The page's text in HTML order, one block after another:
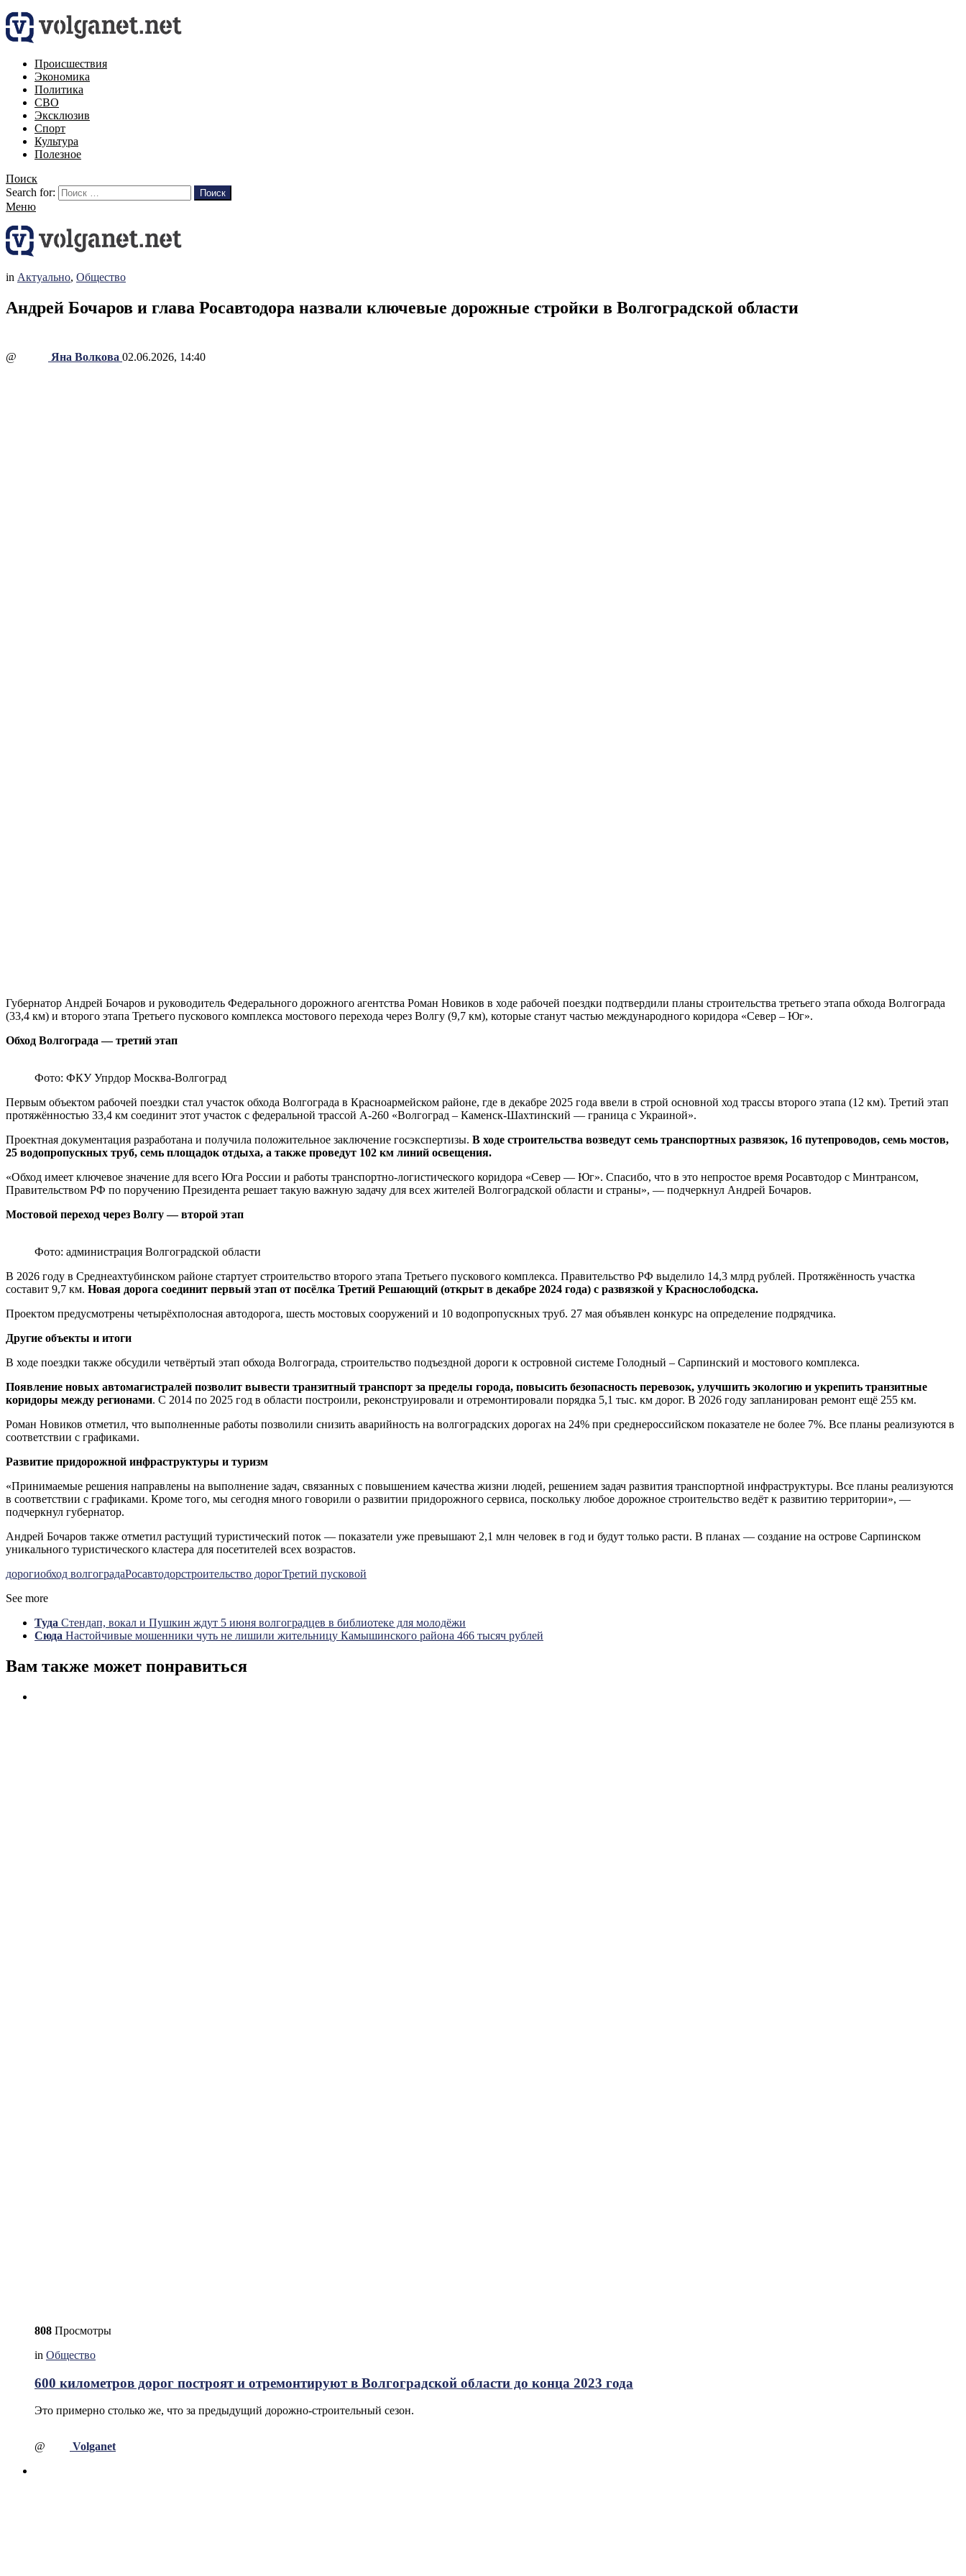
Происшествия
Экономика
Политика
СВО
Эксклюзив
Спорт
Культура
Полезное
Поиск
Search for:
Поиск
Меню
in Актуально, Общество
Андрей Бочаров и глава Росавтодора назвали ключевые дорожные стройки в Волгоградской области
@ Яна Волкова 02.06.2026, 14:40
Губернатор Андрей Бочаров и руководитель Федерального дорожного агентства Роман Новиков в ходе рабочей поездки подтвердили планы строительства третьего этапа обхода Волгограда
(33,4 км) и второго этапа Третьего пускового комплекса мостового перехода через Волгу (9,7 км), которые станут частью международного коридора «Север – Юг».
Обход Волгограда — третий этап
Фото: ФКУ Упрдор Москва-Волгоград
Первым объектом рабочей поездки стал участок обхода Волгограда в Красноармейском районе, где в декабре 2025 года ввели в строй основной ход трассы второго этапа (12 км). Третий этап
протяжённостью 33,4 км соединит этот участок с федеральной трассой А-260 «Волгоград – Каменск-Шахтинский — граница с Украиной».
Проектная документация разработана и получила положительное заключение госэкспертизы. В ходе строительства возведут семь транспортных развязок, 16 путепроводов, семь мостов,
25 водопропускных труб, семь площадок отдыха, а также проведут 102 км линий освещения.
«Обход имеет ключевое значение для всего Юга России и работы транспортно-логистического коридора «Север — Юг». Спасибо, что в это непростое время Росавтодор с Минтрансом,
Правительством РФ по поручению Президента решает такую важную задачу для всех жителей Волгоградской области и страны», — подчеркнул Андрей Бочаров.
Мостовой переход через Волгу — второй этап
Фото: администрация Волгоградской области
В 2026 году в Среднеахтубинском районе стартует строительство второго этапа Третьего пускового комплекса. Правительство РФ выделило 14,3 млрд рублей. Протяжённость участка
составит 9,7 км. Новая дорога соединит первый этап от посёлка Третий Решающий (открыт в декабре 2024 года) с развязкой у Краснослободска.
Проектом предусмотрены четырёхполосная автодорога, шесть мостовых сооружений и 10 водопропускных труб. 27 мая объявлен конкурс на определение подрядчика.
Другие объекты и итоги
В ходе поездки также обсудили четвёртый этап обхода Волгограда, строительство подъездной дороги к островной системе Голодный – Сарпинский и мостового комплекса.
Появление новых автомагистралей позволит вывести транзитный транспорт за пределы города, повысить безопасность перевозок, улучшить экологию и укрепить транзитные
коридоры между регионами. С 2014 по 2025 год в области построили, реконструировали и отремонтировали порядка 5,1 тыс. км дорог. В 2026 году запланирован ремонт ещё 255 км.
Роман Новиков отметил, что выполненные работы позволили снизить аварийность на волгоградских дорогах на 24% при среднероссийском показателе не более 7%. Все планы реализуются в
соответствии с графиками.
Развитие придорожной инфраструктуры и туризм
«Принимаемые решения направлены на выполнение задач, связанных с повышением качества жизни людей, решением задач развития транспортной инфраструктуры. Все планы реализуются
в соответствии с графиками. Кроме того, мы сегодня много говорили о развитии придорожного сервиса, поскольку любое дорожное строительство ведёт к развитию территории», —
подчеркнул губернатор.
Андрей Бочаров также отметил растущий туристический поток — показатели уже превышают 2,1 млн человек в год и будут только расти. В планах — создание на острове Сарпинском
уникального туристического кластера для посетителей всех возрастов.
дорогиобход волгоградаРосавтодорстроительство дорогТретий пусковой
See more
Туда Стендап, вокал и Пушкин ждут 5 июня волгоградцев в библиотеке для молодёжи
Сюда Настойчивые мошенники чуть не лишили жительницу Камышинского района 466 тысяч рублей
Вам также может понравиться
808 Просмотры
in Общество
600 километров дорог построят и отремонтируют в Волгоградской области до конца 2023 года
Это примерно столько же, что за предыдущий дорожно-строительный сезон.
@ Volganet